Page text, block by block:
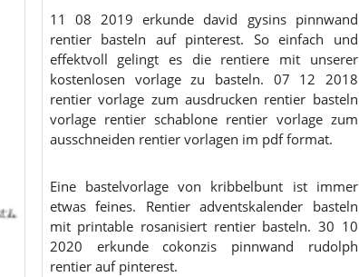
11 08 2019 erkunde david gysins pinnwand
rentier basteln auf pinterest. So einfach und
effektvoll gelingt es die rentiere mit unserer
kostenlosen vorlage zu basteln. 07 12 2018
rentier vorlage zum ausdrucken rentier basteln
vorlage rentier schablone rentier vorlage zum
ausschneiden rentier vorlagen im pdf format.
Eine bastelvorlage von kribbelbunt ist immer
etwas feines. Rentier adventskalender basteln
mit printable rosanisiert rentier basteln. 30 10
2020 erkunde cokonzis pinnwand rudolph
rentier auf pinterest.